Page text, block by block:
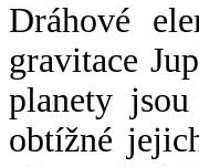
Dráhové
gravitace
planety
obtížné